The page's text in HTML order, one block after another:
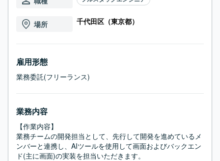
場所 千代田区（東京都）
雇用形態
業務委託(フリーランス)
業務内容
【作業内容】
業務チームの開発担当として、先行して開発を進めているメ
ンバーと連携し、AIツールを使用して画面およびバックエン
ド(主に画面)の実装を担当いただきます。